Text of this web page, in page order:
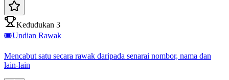
Kedudukan 3
🎟️Undian Rawak
Mencabut satu secara rawak daripada senarai nombor, nama dan
lain-lain